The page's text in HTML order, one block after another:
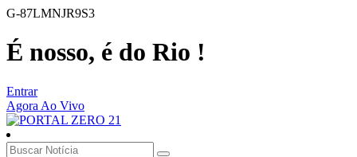
G-87LMNJR9S3
É nosso, é do Rio !
Entrar
Agora Ao Vivo